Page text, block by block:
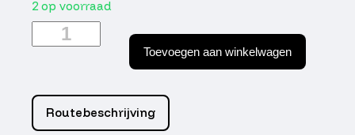
2 op voorraad
Krukas
minarelli
Toevoegen aan winkelwagen
Routebeschrijving